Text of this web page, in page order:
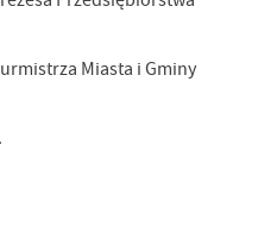
Miasta i Gminy
prezentujących nasze
komunikatów mediów